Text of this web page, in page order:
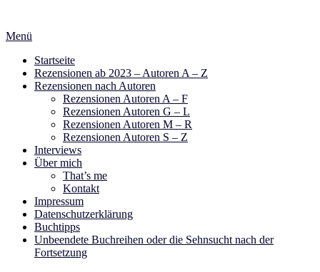
springen
Menü
Startseite
Rezensionen ab 2023 – Autoren A – Z
Rezensionen nach Autoren
Rezensionen Autoren A – F
Rezensionen Autoren G – L
Rezensionen Autoren M – R
Rezensionen Autoren S – Z
Interviews
Über mich
That’s me
Kontakt
Impressum
Datenschutzerklärung
Buchtipps
Unbeendete Buchreihen oder die Sehnsucht nach der
Fortsetzung